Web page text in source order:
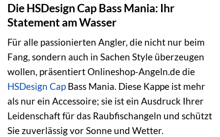
Die HSDesign Cap Bass Mania: Ihr
Statement am Wasser
Für alle passionierten Angler, die nicht nur beim
Fang, sondern auch in Sachen Style überzeugen
wollen, präsentiert Onlineshop-Angeln.de die
HSDesign Cap Bass Mania. Diese Kappe ist mehr
als nur ein Accessoire; sie ist ein Ausdruck Ihrer
Leidenschaft für das Raubfischangeln und schützt
Sie zuverlässig vor Sonne und Wetter.